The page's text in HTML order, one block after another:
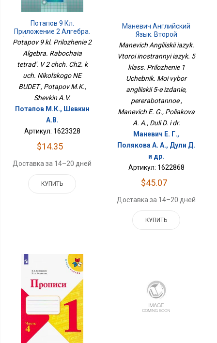
Потапов 9 Кл.
Приложение 2 Алгебра.
Рабочая Тетрадь. В 2 Чч.
Ч2. К Уч. Никольского НЕ
БУДЕТ
Potapov 9 kl. Prilozhenie 2
Algebra. Rabochaia
tetrad'. V 2 chch. Ch2. k
uch. Nikol'skogo NE
BUDET , Potapov M.K.,
Shevkin A.V.
Потапов М.К., Шевкин
А.В.
Артикул: 1623328
$14.35
Доставка за 14–20 дней
КУПИТЬ
Маневич Английский
Язык. Второй
Иностранный Язык. 5
Класс. Приложение 1
Учебник. Мой Выбор
Английский 5-Е Издание,
Переработанное
Manevich Angliiskii iazyk.
Vtoroi inostrannyi iazyk. 5
klass. Prilozhenie 1
Uchebnik. Moi vybor
angliiskii 5-e izdanie,
pererabotannoe ,
Manevich E. G., Poliakova
A. A., Duli D. i dr.
Маневич Е. Г.,
Полякова А. А., Дули Д.
и др.
Артикул: 1622868
$45.07
Доставка за 14–20 дней
КУПИТЬ